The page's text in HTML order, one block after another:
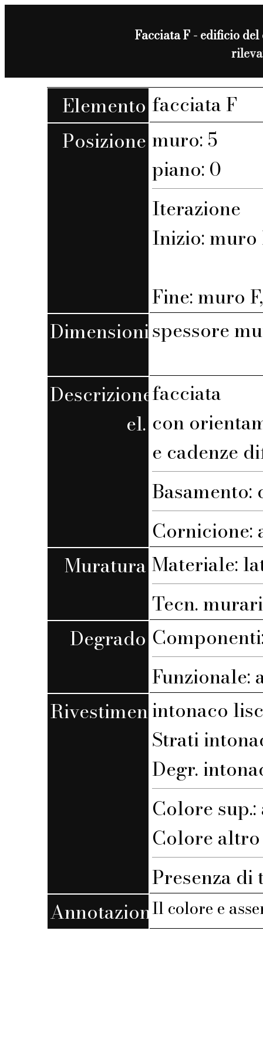
Facciata F - edificio
Elemento facciata F
Posizione muro: 5
piano: 0
Iterazione
Inizio: muro
Fine: muro
Dimensionispessore
Descrizione
el.
facciata
con
e cadenze
Cornicione:
Muratura Materiale:
Tecn.
Degrado
Funzionale:
Rivestimentointonaco
Strati
Degr.
Colore sup.:
Colore altro
Presenza
AnnotazioniIl colore e